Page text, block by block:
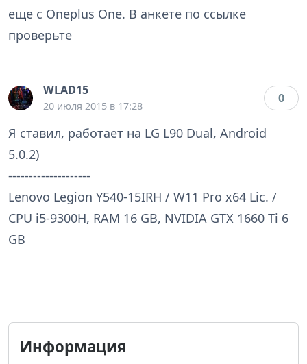
еще с Oneplus One. В анкете по ссылке
проверьте
WLAD15
20 июля 2015 в 17:28
0
Я ставил, работает на LG L90 Dual, Android
5.0.2)
--------------------
Lenovo Legion Y540-15IRH / W11 Pro x64 Lic. /
CPU i5-9300H, RAM 16 GB, NVIDIA GTX 1660 Ti 6
GB
Информация